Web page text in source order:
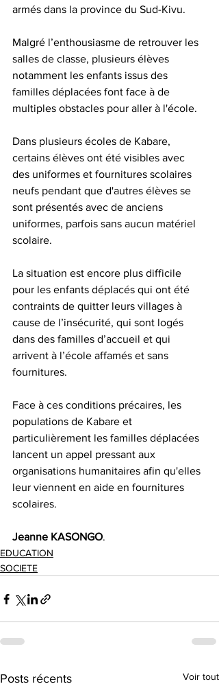
armés dans la province du Sud-Kivu.
Malgré l’enthousiasme de retrouver les
salles de classe, plusieurs élèves
notamment les enfants issus des
familles déplacées font face à de
multiples obstacles pour aller à l'école.
Dans plusieurs écoles de Kabare,
certains élèves ont été visibles avec
des uniformes et fournitures scolaires
neufs pendant que d'autres élèves se
sont présentés avec de anciens
uniformes, parfois sans aucun matériel
scolaire.
La situation est encore plus difficile
pour les enfants déplacés qui ont été
contraints de quitter leurs villages à
cause de l’insécurité, qui sont logés
dans des familles d’accueil et qui
arrivent à l’école affamés et sans
fournitures.
Face à ces conditions précaires, les
populations de Kabare et
particulièrement les familles déplacées
lancent un appel pressant aux
organisations humanitaires afin qu'elles
leur viennent en aide en fournitures
scolaires.
Jeanne KASONGO.
EDUCATION
SOCIETE
Posts récents Voir tout